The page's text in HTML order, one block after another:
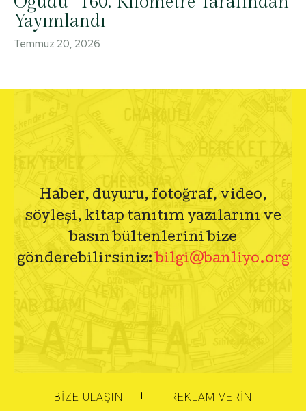
Yayımlandı
Temmuz 20, 2026
Haber, duyuru, fotoğraf, video,
söyleşi, kitap tanıtım yazılarını ve
basın bültenlerini bize
gönderebilirsiniz: bilgi@banliyo.org
BIZE ULAŞIN REKLAM VERIN